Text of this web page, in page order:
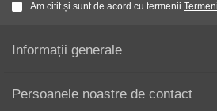
Am citit și sunt de acord cu termenii
Informații generale
Persoanele noastre de contact